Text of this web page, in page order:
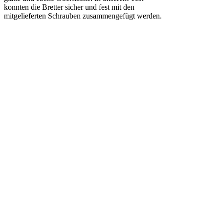
konnten die Bretter sicher und fest mit den
mitgelieferten Schrauben zusammengefügt werden.